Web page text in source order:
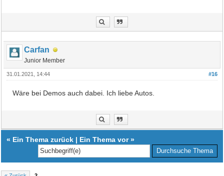
Carfan
Junior Member
#16
31.01.2021, 14:44
Wäre bei Demos auch dabei. Ich liebe Autos.
« Ein Thema zurück | Ein Thema vor»